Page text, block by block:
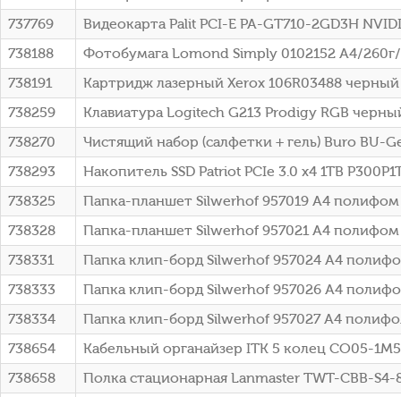
737769
Видеокарта Palit PCI-E PA-GT710-2GD3H
738188
Фотобумага Lomond Simply 0102152 A4/
738191
Картридж лазерный Xerox 106R03488 черный
738259
Клавиатура Logitech G213 Prodigy RGB
738270
Чистящий набор (салфетки + гель) Buro BU-
738293
Накопитель SSD Patriot PCIe 3.0 x4 1TB
738325
Папка-планшет Silwerhof 957019 A4
738328
Папка-планшет Silwerhof 957021 A4
738331
Папка клип-борд Silwerhof 957024 A4
738333
Папка клип-борд Silwerhof 957026 A4
738334
Папка клип-борд Silwerhof 957027 A4
738654
Кабельный органайзер ITK 5 колец CO05-
738658
Полка стационарная Lanmaster TWT-CBB-